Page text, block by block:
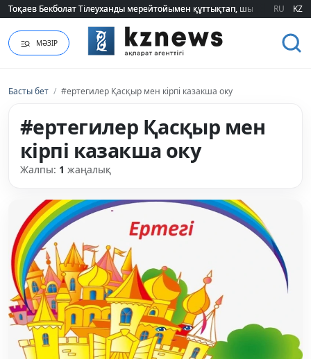
Тоқаев Бекболат Тілеуханды мерейтойымен құттықтап, шығармашылық
Тоқаев Бекболат Тілеуханды мерейтойымен құттықтап, шығармашылық
RU KZ
МӘЗІР
Басты бет / #ертегилер Қасқыр мен кірпі казакша оку
#ертегилер Қасқыр мен
кірпі казакша оку
Жалпы: 1 жаңалық